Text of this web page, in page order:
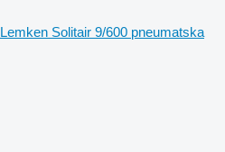
Lemken Solitair 9/600 pneumatska